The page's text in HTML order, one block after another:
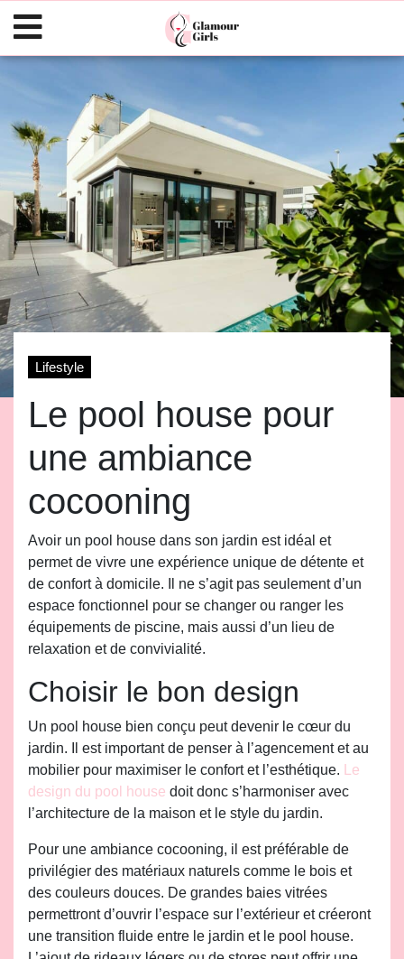
Lifestyle
Le pool house pour
une ambiance
cocooning
Avoir un pool house dans son jardin est idéal et
permet de vivre une expérience unique de détente et
de confort à domicile. Il ne s’agit pas seulement d’un
espace fonctionnel pour se changer ou ranger les
équipements de piscine, mais aussi d’un lieu de
relaxation et de convivialité.
Choisir le bon design
Un pool house bien conçu peut devenir le cœur du
jardin. Il est important de penser à l’agencement et au
mobilier pour maximiser le confort et l’esthétique.
Le
design du pool house doit donc s’harmoniser avec
l’architecture de la maison et le style du jardin.
Pour une ambiance cocooning, il est préférable de
privilégier des matériaux naturels comme le bois et
des couleurs douces. De grandes baies vitrées
permettront d’ouvrir l’espace sur l’extérieur et créeront
une transition fluide entre le jardin et le pool house.